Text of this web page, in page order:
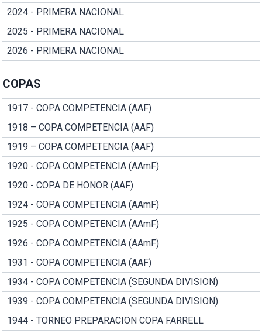
2024 - PRIMERA NACIONAL
2025 - PRIMERA NACIONAL
2026 - PRIMERA NACIONAL
COPAS
1917 - COPA COMPETENCIA (AAF)
1918 – COPA COMPETENCIA (AAF)
1919 – COPA COMPETENCIA (AAF)
1920 - COPA COMPETENCIA (AAmF)
1920 - COPA DE HONOR (AAF)
1924 - COPA COMPETENCIA (AAmF)
1925 - COPA COMPETENCIA (AAmF)
1926 - COPA COMPETENCIA (AAmF)
1931 - COPA COMPETENCIA (AAF)
1934 - COPA COMPETENCIA (SEGUNDA DIVISION)
1939 - COPA COMPETENCIA (SEGUNDA DIVISION)
1944 - TORNEO PREPARACION COPA FARRELL